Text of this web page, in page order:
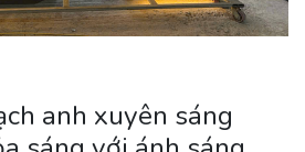
anh xuyên sáng